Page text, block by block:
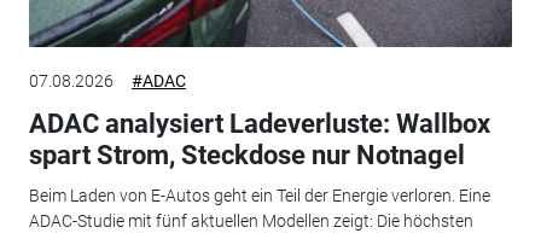
07.08.2026 #ADAC
ADAC analysiert Ladeverluste: Wallbox
spart Strom, Steckdose nur Notnagel
Beim Laden von E-Autos geht ein Teil der Energie verloren. Eine
ADAC-Studie mit fünf aktuellen Modellen zeigt: Die höchsten